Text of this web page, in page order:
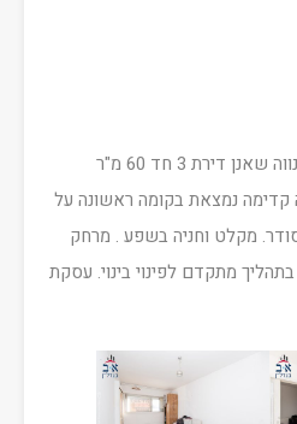
למכירה בהזדמנות בשכונת נווה שאנן דירת 3 חד 60 מ"ר
מושכרת 2,850 שנה קדימה נמצאת בקומה ראשונה על
מקלט וחניה בשפע . מרחק
בתהליך מתקדם לפינוי בינוי. עסקת